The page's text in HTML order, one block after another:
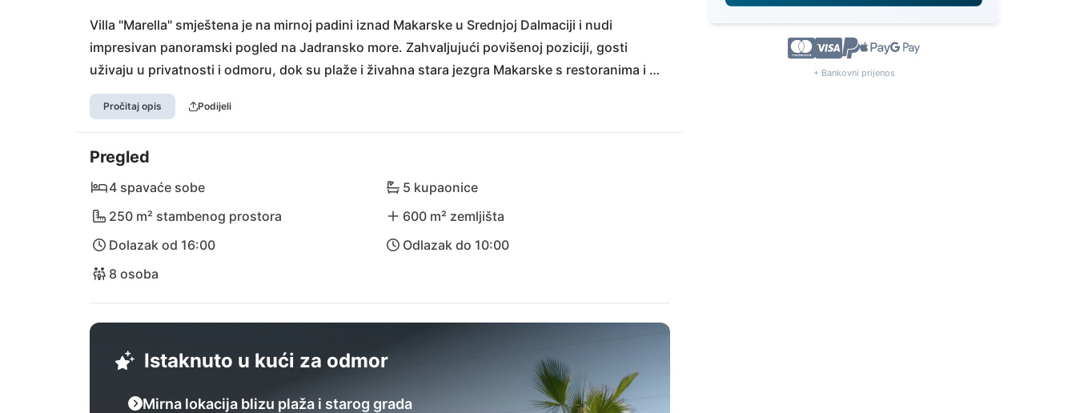
Villa "Marella" smještena je na mirnoj padini iznad Makarske u Srednjoj Dalmaciji i nudi
impresivan panoramski pogled na Jadransko more. Zahvaljujući povišenoj poziciji, gosti
uživaju u privatnosti i odmoru, dok su plaže i živahna stara jezgra Makarske s restoranima i
kafićima lako dostupne.
Pročitaj opis Podijeli
Pregled
4 spavaće sobe
5 kupaonice
250 m² stambenog prostora
600 m² zemljišta
Dolazak od 16:00
Odlazak do 10:00
8 osoba
Istaknuto u kući za odmor
Mirna lokacija blizu plaža i starog grada
+ Bankovni prijenos